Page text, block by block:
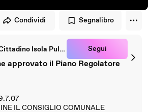
Condividi Segnalibro
Pino Comitato Cittadino Isola Pulita Segui
approvato il Piano Regolatore
IL CONSIGLIO COMUNALE